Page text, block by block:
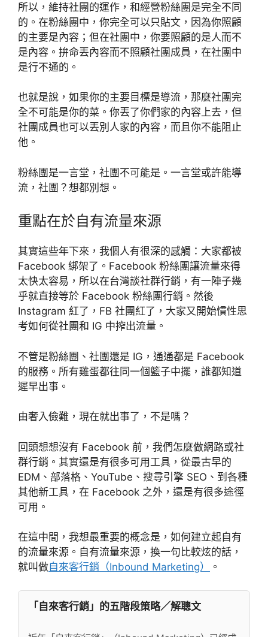
所以，維持社團的運作，和經營粉絲團是完全不同
的。在粉絲團中，你完全可以只貼文，因為你照顧
的主要是內容；但在社團中，你要照顧的是人而不
是內容。拚命丟內容而不照顧社團成員，在社團中
是行不通的。
也就是說，如果你的主要目標是導流，那麼社團完
全不可能是你的菜。你丟了你們家的內容上去，但
社團成員也可以丟別人家的內容，而且你不能阻止
他。
粉絲團是一言堂，社團不可能是。一言堂或許能導
流，社團？想都別想。
重點在於自有流量來源
其實這些年下來，我個人有很深的感觸：大家都被
Facebook 綁架了。Facebook 粉絲團讓流量來得
太快太容易，所以在台灣談社群行銷，有一陣子幾
乎就直接等於 Facebook 粉絲團行銷。然後
Instagram 紅了，FB 社團紅了，大家又開始慣性思
考如何從社團和 IG 中搾出流量。
不管是粉絲團、社團還是 IG，通通都是 Facebook
的服務。所有雞蛋都往同一個籃子中擺，誰都知道
遲早出事。
由奢入儉難，現在就出事了，不是嗎？
回頭想想沒有 Facebook 前，我們怎麼做網路或社
群行銷。其實還是有很多可用工具，從最古早的
EDM、部落格、YouTube、搜尋引擎 SEO、到各種
其他新工具，在 Facebook 之外，還是有很多途徑
可用。
在這中間，我想最重要的概念是，如何建立起自有
的流量來源。自有流量來源，換一句比較炫的話，
就叫做自來客行銷（Inbound Marketing） 。
「自來客行銷」的五階段策略／解聰文